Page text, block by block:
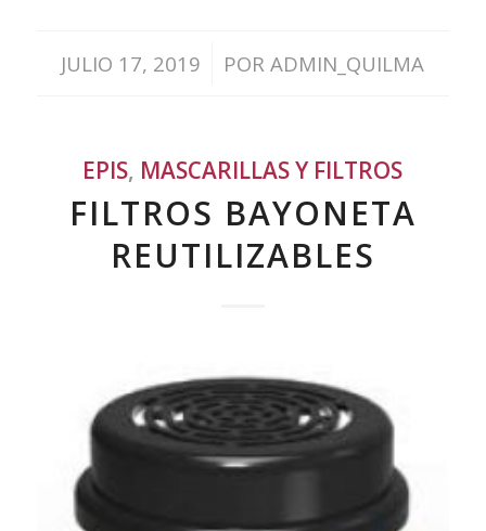
JULIO 17, 2019
/ PORADMIN_QUILMA
EPIS, MASCARILLAS Y FILTROS
FILTROS BAYONETA
REUTILIZABLES